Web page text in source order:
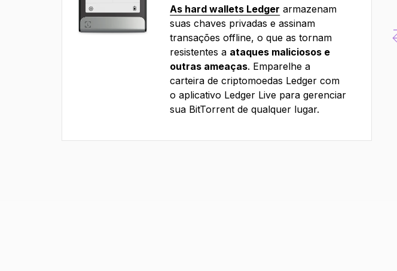
As hard wallets Ledger armazenam
suas chaves privadas e assinam
transações offline, o que as tornam
resistentes a ataques maliciosos e
outras ameaças. Emparelhe a
carteira de criptomoedas Ledger com
o aplicativo Ledger Live para gerenciar
sua BitTorrent de qualquer lugar.